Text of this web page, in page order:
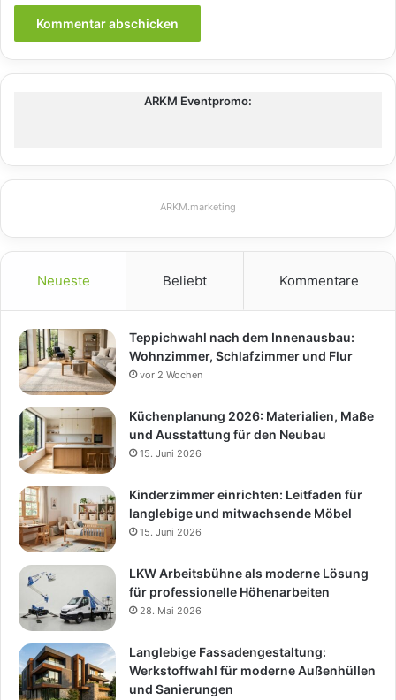
ARKM Eventpromo:
ARKM.marketing
Neueste Beliebt Kommentare
Teppichwahl nach dem Innenausbau:
Wohnzimmer, Schlafzimmer und Flur
vor 2 Wochen
Küchenplanung 2026: Materialien, Maße
und Ausstattung für den Neubau
15. Juni 2026
Kinderzimmer einrichten: Leitfaden für
langlebige und mitwachsende Möbel
15. Juni 2026
LKW Arbeitsbühne als moderne Lösung
für professionelle Höhenarbeiten
28. Mai 2026
Langlebige Fassadengestaltung:
Werkstoffwahl für moderne Außenhüllen
und Sanierungen